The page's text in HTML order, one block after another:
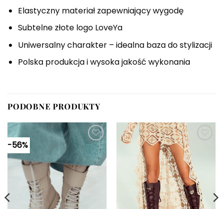
Elastyczny materiał zapewniający wygodę
Subtelne złote logo LoveYa
Uniwersalny charakter – idealna baza do stylizacji
Polska produkcja i wysoka jakość wykonania
PODOBNE PRODUKTY
-56%
Dodaj do
ulubionych
Dodaj do
ulubionych